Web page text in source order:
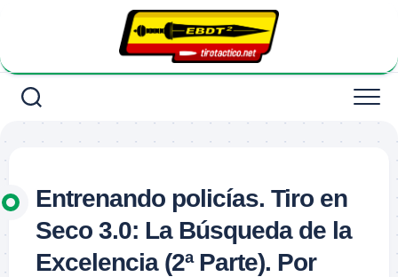
Entrenando policías. Tiro en
Seco 3.0: La Búsqueda de la
Excelencia (2ª Parte). Por